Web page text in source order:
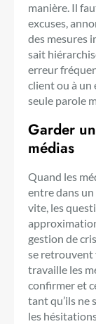
manière. Il
excuses,
des mesures
sait
erreur
client ou à un
seule parole
Garder
médias
Quand les
entre dans
vite, les
gestion de
se retrouvent
travaille les
confirmer et
tant qu’ils ne
les